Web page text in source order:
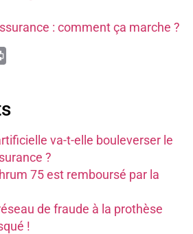
: comment ça marche ?
va-t-elle bouleverser le
?
75 est remboursé par la
de fraude à la prothèse
!